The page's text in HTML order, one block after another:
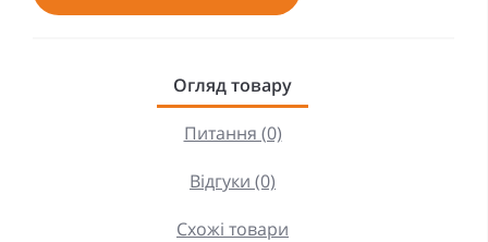
Огляд товару
Питання (0)
Відгуки (0)
Схожі товари